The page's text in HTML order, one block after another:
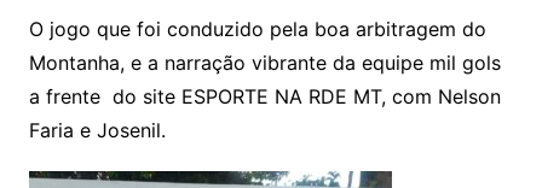
O jogo que foi conduzido pela boa arbitragem do
Montanha, e a narração vibrante da equipe mil gols
a frente do site ESPORTE NA RDE MT, com Nelson
Faria e Josenil.